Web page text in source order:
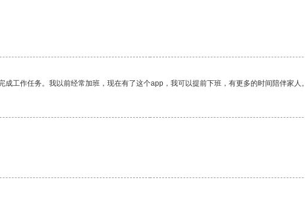
工作任务。我以前经常加班，现在有了这个app，我可以提前下班，有更多的时间陪伴家人。